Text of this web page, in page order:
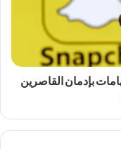
بإدمان القاصرين